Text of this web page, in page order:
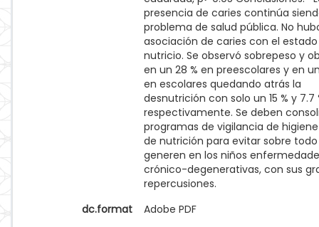
presencia de caries continúa
problema de salud pública. No
asociación de caries con el estado
nutricio. Se observó sobrepeso y
en un 28 % en preescolares y en
en escolares quedando atrás la
desnutrición con solo un 15 % y 7.7
respectivamente. Se deben
programas de vigilancia de
de nutrición para evitar sobre
generen en los niños
crónico-degenerativas, con sus
repercusiones.
dc.format
Adobe PDF